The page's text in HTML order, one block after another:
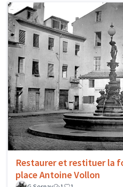
Restaurer et restituer la
place Antoine Vollon